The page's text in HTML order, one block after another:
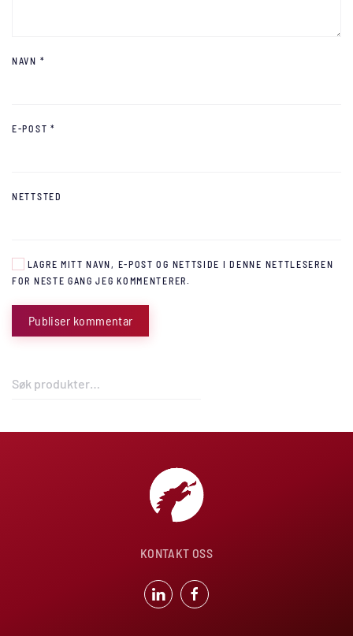
NAVN *
E-POST *
NETTSTED
LAGRE MITT NAVN, E-POST OG NETTSIDE I DENNE NETTLESEREN
FOR NESTE GANG JEG KOMMENTERER.
Publiser kommentar
Søk
KONTAKT OSS